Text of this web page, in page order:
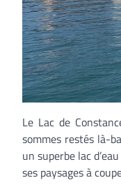
Le Lac de
sommes restés là-
un superbe lac
ses paysages à